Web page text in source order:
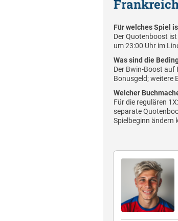
Für welches Spiel
Der Quotenboost
um 23:00 Uhr im
Was sind die
Der Bwin-Boost auf
Bonusgeld; weitere
Welcher
Für die regulären
separate
Spielbeginn ändern